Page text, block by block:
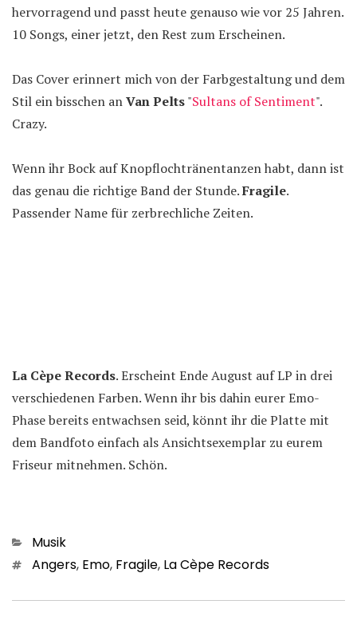
hervorragend und passt heute genauso wie vor 25 Jahren.
10 Songs, einer jetzt, den Rest zum Erscheinen.
Das Cover erinnert mich von der Farbgestaltung und dem
Stil ein bisschen anVan Pelts"Sultans of Sentiment".
Crazy.
Wenn ihr Bock auf Knopflochtränentanzen habt, dann ist
das genau die richtige Band der Stunde.Fragile.
Passender Name für zerbrechliche Zeiten.
La Cèpe Records. Erscheint Ende August auf LP in drei
verschiedenen Farben. Wenn ihr bis dahin eurer Emo-
Phase bereits entwachsen seid, könnt ihr die Platte mit
dem Bandfoto einfach als Ansichtsexemplar zu eurem
Friseur mitnehmen. Schön.
Kategorien
Musik
Schlagwörter
Angers, Emo, Fragile, La Cèpe Records